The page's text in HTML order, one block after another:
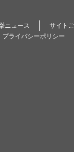
ニュース サイト
プライバシーポリシー